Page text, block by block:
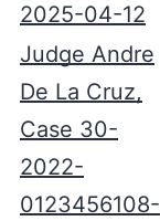
2025-04-12
Judge Andre
De La Cruz,
Case 30-
2022-
0123456108-